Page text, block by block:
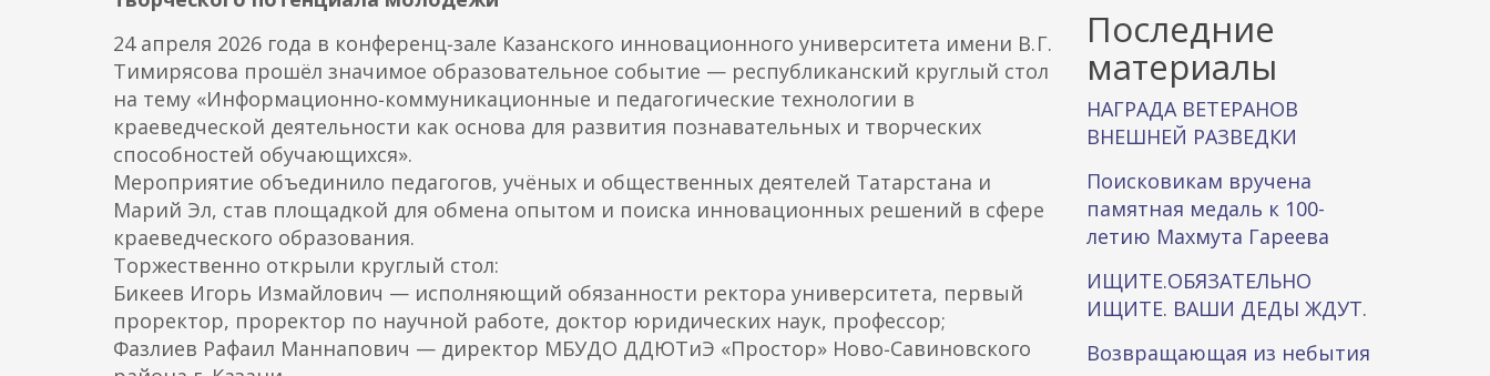
24 апреля 2026 года в конференц‑зале Казанского инновационного университета имени В. Г.
Тимирясова прошёл значимое образовательное событие — республиканский круглый стол
на тему «Информационно‑коммуникационные и педагогические технологии в
краеведческой деятельности как основа для развития познавательных и творческих
способностей обучающихся».
Мероприятие объединило педагогов, учёных и общественных деятелей Татарстана и
Марий Эл, став площадкой для обмена опытом и поиска инновационных решений в сфере
краеведческого образования.
Торжественно открыли круглый стол:
Бикеев Игорь Измайлович — исполняющий обязанности ректора университета, первый
проректор, проректор по научной работе, доктор юридических наук, профессор;
Фазлиев Рафаил Маннапович — директор МБУДО ДДЮТиЭ «Простор» Ново‑Савиновского
к
а
Последние
материалы
НАГРАДА ВЕТЕРАНОВ
ВНЕШНЕЙ РАЗВЕДКИ
Поисковикам вручена
памятная медаль к 100-
летию Махмута Гареева
ИЩИТЕ.ОБЯЗАТЕЛЬНО
ИЩИТЕ. ВАШИ ДЕДЫ ЖДУТ.
Возвращающая из небытия